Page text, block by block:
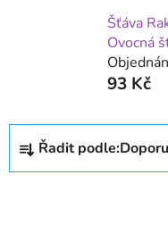
Šťáva
Ovocná
93 Kč
z
Řadit podle: